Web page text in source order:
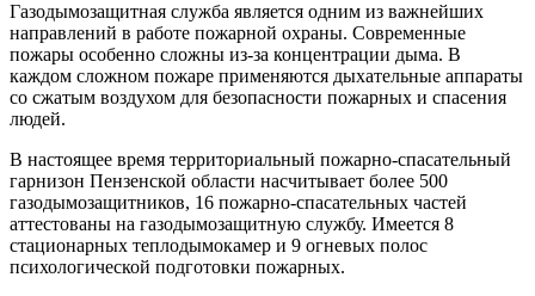
Газодымозащитная служба является одним из важнейших
направлений в работе пожарной охраны. Современные
пожары особенно сложны из-за концентрации дыма. В
каждом сложном пожаре применяются дыхательные аппараты
со сжатым воздухом для безопасности пожарных и спасения
людей.
В настоящее время территориальный пожарно-спасательный
гарнизон Пензенской области насчитывает более 500
газодымозащитников, 16 пожарно-спасательных частей
аттестованы на газодымозащитную службу. Имеется 8
стационарных теплодымокамер и 9 огневых полос
психологической подготовки пожарных.